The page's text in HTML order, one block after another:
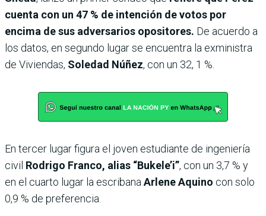
cuenta con un 47 % de intención de votos por
encima de sus adversarios opositores. De acuerdo a
los datos, en segundo lugar se encuentra la exministra
de Viviendas, Soledad Núñez, con un 32, 1 %.
En tercer lugar figura el joven estudiante de ingeniería
civil Rodrigo Franco, alias “Bukele’i”, con un 3,7 % y
en el cuarto lugar la escribana Arlene Aquino con solo
0,9 % de preferencia.